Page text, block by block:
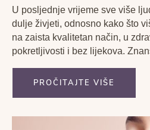
U posljednje vrijeme sve više
dulje živjeti, odnosno kako što
na zaista kvalitetan način, u
pokretljivosti i bez lijekova.
jedva pregledno. Mogu shvatiti
PROČITAJTE VIŠE